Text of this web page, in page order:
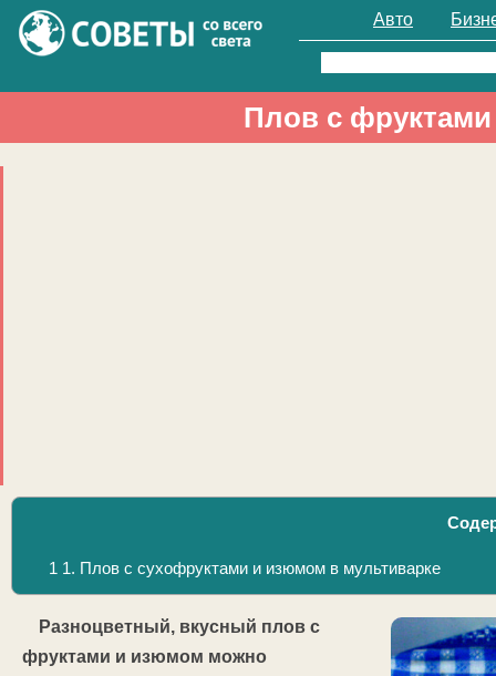
Авто
Найти:
Плов с
1 1. Плов с сухофруктами и изюмом в мультиварке
Разноцветный, вкусный плов с
фруктами и изюмом можно